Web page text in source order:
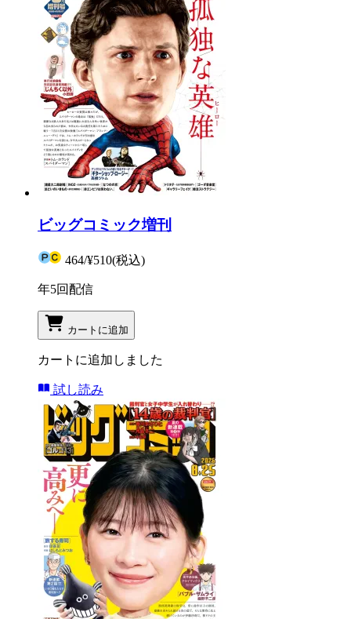
ビッグコミック増刊
464/¥510(税込)
年5回配信
カートに追加
カートに追加しました
試し読み